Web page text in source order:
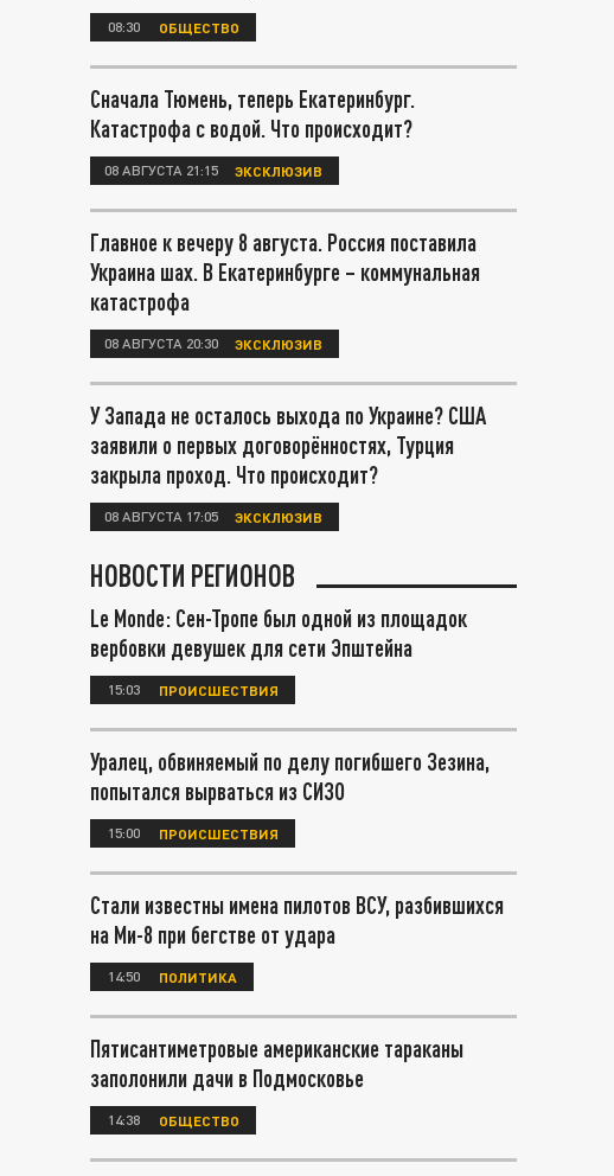
08:30 ОБЩЕСТВО
Сначала Тюмень, теперь Екатеринбург.
Катастрофа с водой. Что происходит?
08 АВГУСТА 21:15 ЭКСКЛЮЗИВ
Главное к вечеру 8 августа. Россия поставила
Украина шах. В Екатеринбурге – коммунальная
катастрофа
08 АВГУСТА 20:30 ЭКСКЛЮЗИВ
У Запада не осталось выхода по Украине? США
заявили о первых договорённостях, Турция
закрыла проход. Что происходит?
08 АВГУСТА 17:05 ЭКСКЛЮЗИВ
НОВОСТИ РЕГИОНОВ
Le Monde: Сен-Тропе был одной из площадок
вербовки девушек для сети Эпштейна
15:03 ПРОИСШЕСТВИЯ
Уралец, обвиняемый по делу погибшего Зезина,
попытался вырваться из СИЗО
15:00 ПРОИСШЕСТВИЯ
Стали известны имена пилотов ВСУ, разбившихся
на Ми-8 при бегстве от удара
14:50 ПОЛИТИКА
Пятисантиметровые американские тараканы
заполонили дачи в Подмосковье
14:38 ОБЩЕСТВО